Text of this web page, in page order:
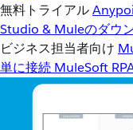
無料トライアル
Studio & Muleのダウ
ビジネス担当者向け
単に接続 MuleSoft